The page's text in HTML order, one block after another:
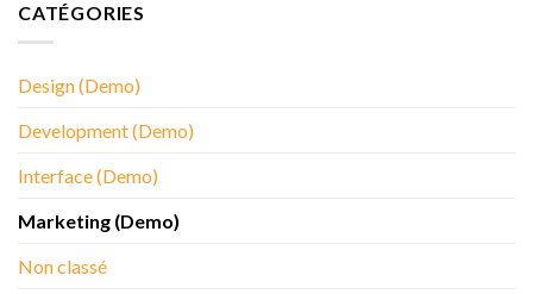
CATÉGORIES
Design (Demo)
Development (Demo)
Interface (Demo)
Marketing (Demo)
Non classé